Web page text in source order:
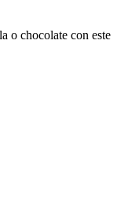
o chocolate con este